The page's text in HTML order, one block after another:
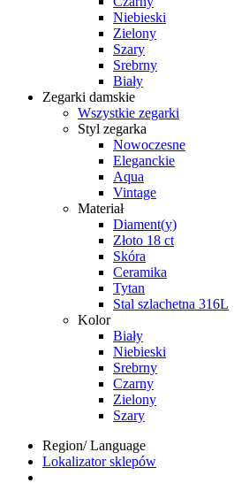
Niebieski
Zielony
Szary
Srebrny
Biały
Zegarki damskie
Wszystkie zegarki
Styl zegarka
Nowoczesne
Eleganckie
Aqua
Vintage
Materiał
Diament(y)
Złoto 18 ct
Skóra
Ceramika
Tytan
Stal szlachetna 316L
Kolor
Biały
Niebieski
Srebrny
Czarny
Zielony
Szary
Region/ Language
Lokalizator sklepów